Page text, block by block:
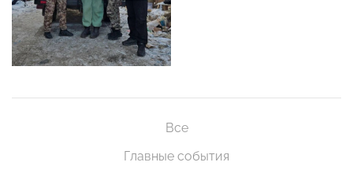
Все
Главные события